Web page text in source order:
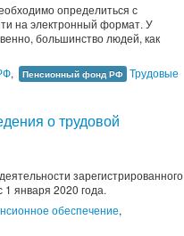
определиться с
на электронный формат. У
большинство людей, как
, Пенсионный фонд РФ Трудовые
о трудовой
зарегистрированного
января 2020 года.
обеспечение,